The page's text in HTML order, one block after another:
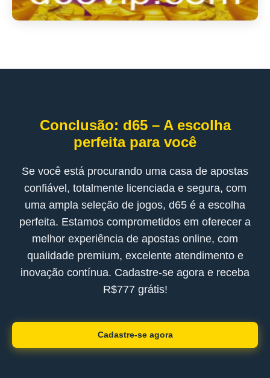
Conclusão: d65 – A escolha
perfeita para você
Se você está procurando uma casa de apostas
confiável, totalmente licenciada e segura, com
uma ampla seleção de jogos, d65 é a escolha
perfeita. Estamos comprometidos em oferecer a
melhor experiência de apostas online, com
qualidade premium, excelente atendimento e
inovação contínua. Cadastre-se agora e receba
R$777 grátis!
Cadastre-se agora